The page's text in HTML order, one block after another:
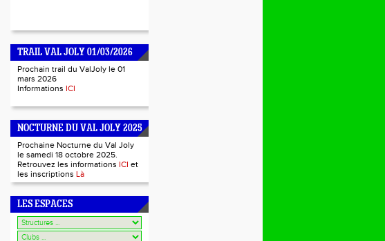
TRAIL VAL JOLY 01/03/2026
Prochain trail du ValJoly le 01
mars 2026
Informations ICI
NOCTURNE DU VAL JOLY 2025
Prochaine Nocturne du Val Joly
le samedi 18 octobre 2025.
Retrouvez les informations ICI et
les inscriptions Là
LES ESPACES